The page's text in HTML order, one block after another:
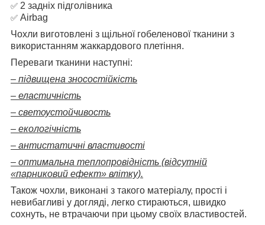
✅ 2 задніх підголівника
✅ Airbag
Чохли виготовлені з щільної гобеленової тканини з
використанням жаккардового плетіння.
Переваги тканини наступні:
– підвищена зносостійкість
– еластичність
– светоустойчивость
– екологічність
– антистатичні властивості
– оптимальна теплопровідність (відсутній
«парниковий ефект» влітку).
Також чохли, виконані з такого матеріалу, прості і
невибагливі у догляді, легко стираються, швидко
сохнуть, не втрачаючи при цьому своїх властивостей.